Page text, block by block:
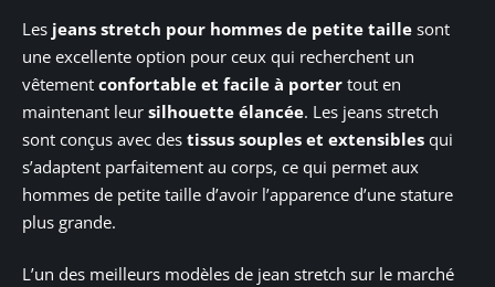
Les jeans stretch pour hommes de petite taille sont
une excellente option pour ceux qui recherchent un
vêtement confortable et facile à porter tout en
maintenant leur silhouette élancée. Les jeans stretch
sont conçus avec des tissus souples et extensibles qui
s’adaptent parfaitement au corps, ce qui permet aux
hommes de petite taille d’avoir l’apparence d’une stature
plus grande.
L’un des meilleurs modèles de jean stretch sur le marché